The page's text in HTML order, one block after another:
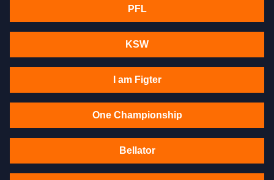
PFL
KSW
I am Figter
One Championship
Bellator